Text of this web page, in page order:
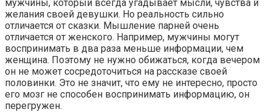
мужчины, который всегда угадывает мысли, чувства и
желания своей девушки. Но реальность сильно
отличается от сказки. Мышление парней очень
отличается от женского. Например, мужчины могут
воспринимать в два раза меньше информации, чем
женщина. Поэтому не нужно обижаться, когда вечером
он не может сосредоточиться на рассказе своей
половинки. Это не значит, что ему не интересно, просто
его мозг не способен воспринимать информацию, он
перегружен.